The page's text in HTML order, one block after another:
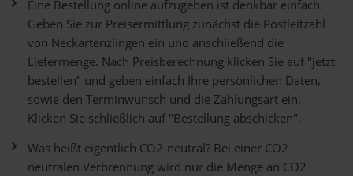
Eine Bestellung online aufzugeben ist denkbar einfach.
Geben Sie zur Preisermittlung zunächst die Postleitzahl
von Neckartenzlingen ein und anschließend die
Liefermenge. Nach Preisberechnung klicken Sie auf "jetzt
bestellen" und geben einfach Ihre persönlichen Daten,
sowie den Terminwunsch und die Zahlungsart ein.
Klicken Sie schließlich auf "Bestellung abschicken".
Was heißt eigentlich CO2-neutral? Bei einer CO2-
neutralen Verbrennung wird nur die Menge an CO2